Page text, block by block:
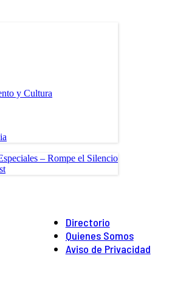
y Cultura
– Rompe el Silencio
Directorio
Quienes Somos
Aviso de Privacidad